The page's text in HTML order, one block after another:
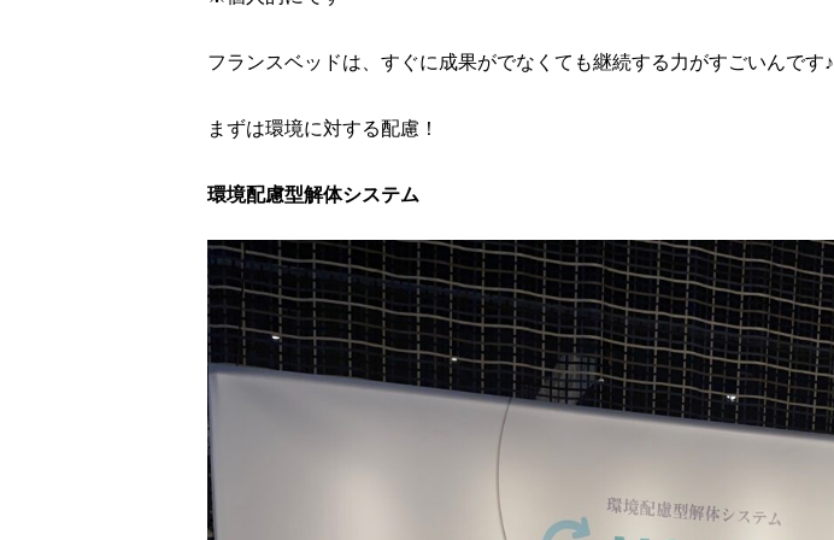
フランスベッドは、すぐに成果がでなくても継続する力がすごいんです♪
まずは環境に対する配慮！
環境配慮型解体システム